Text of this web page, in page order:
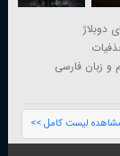
دوبلاژ
و زبان فارسی
لیست کامل >>